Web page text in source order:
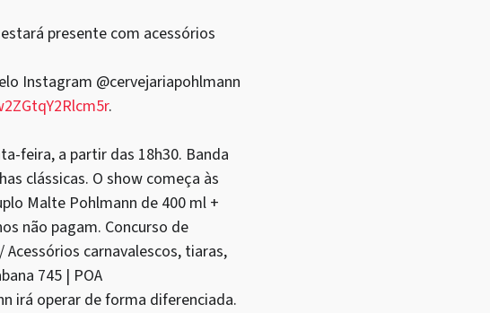
presente com acessórios
Instagram @cervejariapohlmann
.
feira, a partir das 18h30. Banda
clássicas. O show começa às
Malte Pohlmann de 400 ml +
não pagam. Concurso de
carnavalescos, tiaras,
745 | POA
irá operar de forma diferenciada.